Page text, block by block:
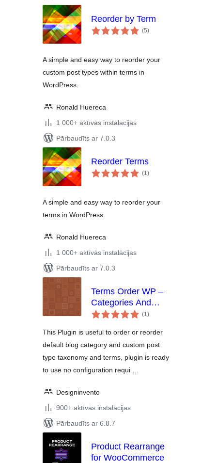
Reorder by Term
(5vērtējumu
kopsumma
)
A simple and easy way to reorder your
custom post types within terms in
WordPress.
Ronald Huereca
1 000+ aktīvās instalācijas
Pārbaudīts ar 7.0.3
Reorder Terms
(1vērtējumu
kopsumma
)
A simple and easy way to reorder your
terms in WordPress.
Ronald Huereca
1 000+ aktīvās instalācijas
Pārbaudīts ar 7.0.3
Terms Order WP –
Categories And
Taxonomies Order
(1vērtējumu
kopsumma
)
This Plugin is useful to order or reorder
default blog category and custom post
type taxonomy and terms, plugin is ready
to use no configuration requi …
Designinvento
900+ aktīvās instalācijas
Pārbaudīts ar 6.8.7
Product Rearrange
for WooCommerce